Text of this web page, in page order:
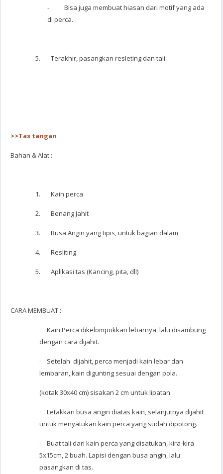
- Bisa juga membuat hiasan dari motif yang ada
di perca.
5. Terakhir, pasangkan resleting dan tali.
>>Tas tangan
Bahan & Alat :
1. Kain perca
2. Benang Jahit
3. Busa Angin yang tipis, untuk bagian dalam
4. Resliting
5. Aplikasi tas (Kancing, pita, dll)
CARA MEMBUAT :
· Kain Perca dikelompokkan lebarnya, lalu disambung
dengan cara dijahit.
· Setelah dijahit, perca menjadi kain lebar dan
lembaran, kain digunting sesuai dengan pola.
(kotak 30x40 cm) sisakan 2 cm untuk lipatan.
· Letakkan busa angin diatas kain, selanjutnya dijahit
untuk menyatukan kain perca yang sudah dipotong.
· Buat tali dari kain perca yang disatukan, kira-kira
5x15cm, 2 buah. Lapisi dengan busa angin, lalu
pasangkan di tas.